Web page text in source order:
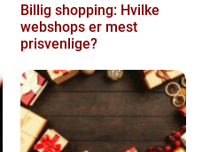
Billig shopping: Hvilke
webshops er mest
prisvenlige?